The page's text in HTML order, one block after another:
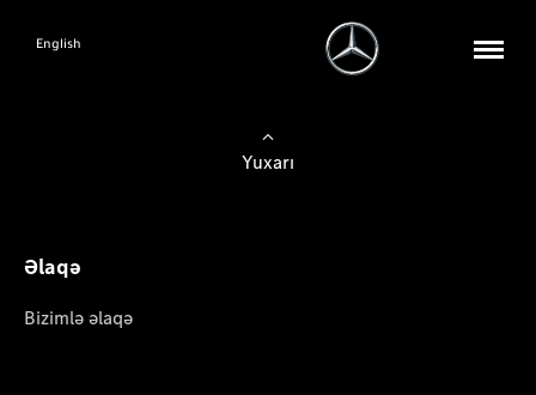
English
Yuxarı
Əlaqə
Bizimlə əlaqə